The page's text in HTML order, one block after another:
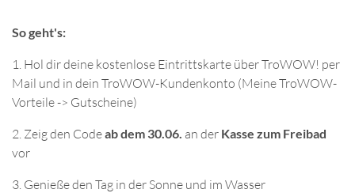
So geht's:
1. Hol dir deine kostenlose Eintrittskarte über TroWOW! per
Mail und in dein TroWOW-Kundenkonto (Meine TroWOW-
Vorteile -> Gutscheine)
2. Zeig den Codeab dem 30.06. an der Kasse zum Freibad
vor
3. Genieße den Tag in der Sonne und im Wasser